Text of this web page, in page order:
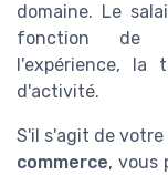
domaine. Le
fonction de
l'expérience, la
d'activité.
S'il s'agit de votre
commerce, vous